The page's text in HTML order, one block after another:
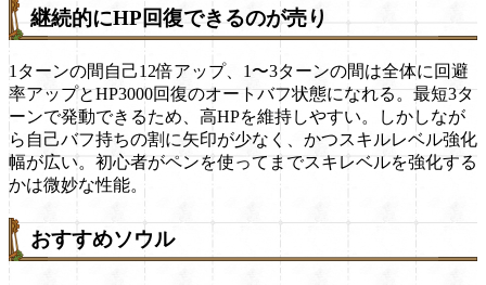
継続的にHP回復できるのが売り
1ターンの間自己12倍アップ、1〜3ターンの間は全体に回避
率アップとHP3000回復のオートバフ状態になれる。最短3タ
ーンで発動できるため、高HPを維持しやすい。しかしなが
ら自己バフ持ちの割に矢印が少なく、かつスキルレベル強化
幅が広い。初心者がペンを使ってまでスキレベルを強化する
かは微妙な性能。
おすすめソウル